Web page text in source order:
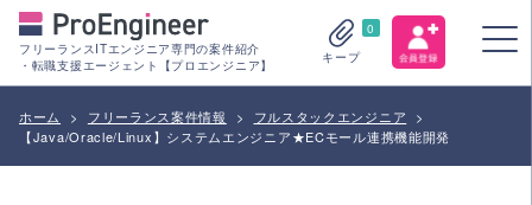
フリーランスITエンジニア専門の案件紹介
・転職支援エージェント【プロエンジニア】
0
キープ
ホーム > フリーランス案件情報 > フルスタックエンジニア
>
【Java/Oracle/Linux】システムエンジニア★ECモール連携機能開発